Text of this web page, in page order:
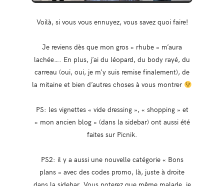
Voilà, si vous vous ennuyez, vous savez quoi faire!
Je reviens dès que mon gros « rhube » m’aura
lachée…. En plus, j’ai du léopard, du body rayé, du
carreau (oui, oui, je m’y suis remise finalement), de
la mitaine et bien d’autres choses à vous montrer
PS: les vignettes « vide dressing », « shopping » et
« mon ancien blog » (dans la sidebar) ont aussi été
faites sur Picnik.
PS2: il y a aussi une nouvelle catégorie « Bons
plans » avec des codes promo, là, juste à droite